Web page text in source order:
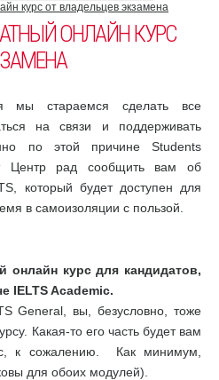
курс от владельцев экзамена
ОНЛАЙН КУРС
мы стараемся сделать все
на связи и поддерживать
по этой причине Students
Центр рад сообщить вам об
который будет доступен для
в самоизоляции с пользой.
онлайн курс для кандидатов,
IELTS Academic.
General, вы, безусловно, тоже
Какая-то его часть будет вам
к сожалению. Как минимум,
для обоих модулей).